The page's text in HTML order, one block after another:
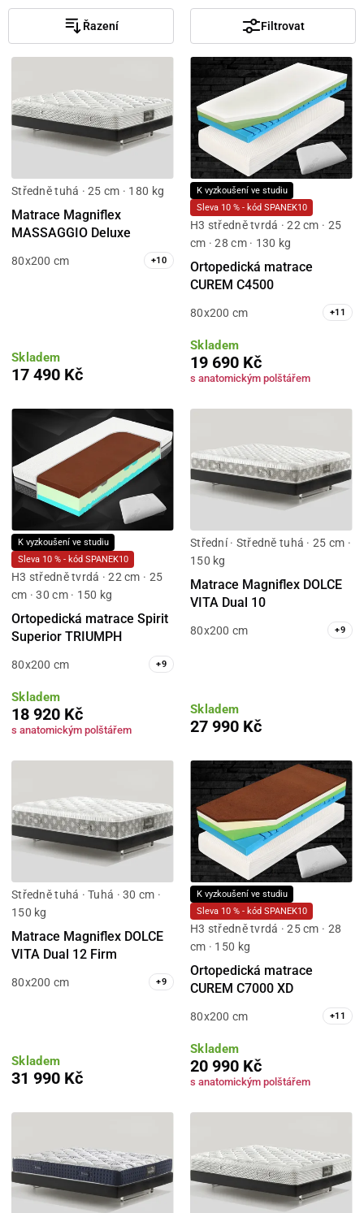
Řazení Filtrovat
Středně tuhá · 25 cm · 180 kg
Matrace Magniflex
MASSAGGIO Deluxe
80x200 cm +10
Skladem
17 490 Kč
K vyzkoušení ve studiu
Sleva 10 % - kód SPANEK10
H3 středně tvrdá · 22 cm · 25
cm · 28 cm · 130 kg
Ortopedická matrace
CUREM C4500
80x200 cm +11
Skladem
19 690 Kč
s anatomickým polštářem
K vyzkoušení ve studiu
Sleva 10 % - kód SPANEK10
H3 středně tvrdá · 22 cm · 25
cm · 30 cm · 150 kg
Ortopedická matrace Spirit
Superior TRIUMPH
80x200 cm +9
Skladem
18 920 Kč
s anatomickým polštářem
Střední · Středně tuhá · 25 cm ·
150 kg
Matrace Magniflex DOLCE
VITA Dual 10
80x200 cm +9
Skladem
27 990 Kč
Středně tuhá · Tuhá · 30 cm ·
150 kg
Matrace Magniflex DOLCE
VITA Dual 12 Firm
80x200 cm +9
Skladem
31 990 Kč
K vyzkoušení ve studiu
Sleva 10 % - kód SPANEK10
H3 středně tvrdá · 25 cm · 28
cm · 150 kg
Ortopedická matrace
CUREM C7000 XD
80x200 cm +11
Skladem
20 990 Kč
s anatomickým polštářem